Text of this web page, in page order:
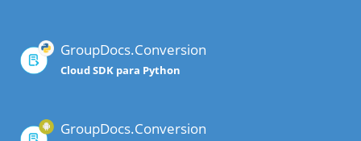
GroupDocs.Conversion
Cloud SDK para Python
GroupDocs.Conversion